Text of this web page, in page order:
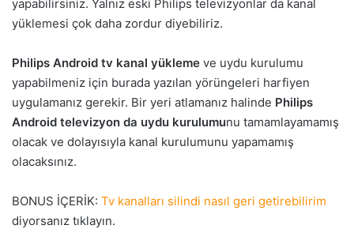
yapabilirsiniz. Yalnız eski Philips televizyonlar da kanal
yüklemesi çok daha zordur diyebiliriz.
Philips Android tv kanal yükleme ve uydu kurulumu
yapabilmeniz için burada yazılan yörüngeleri harfiyen
uygulamanız gerekir. Bir yeri atlamanız halinde Philips
Android televizyon da uydu kurulumunu tamamlayamamış
olacak ve dolayısıyla kanal kurulumunu yapamamış
olacaksınız.
BONUS İÇERİK: Tv kanalları silindi nasıl geri getirebilirim
diyorsanız tıklayın.